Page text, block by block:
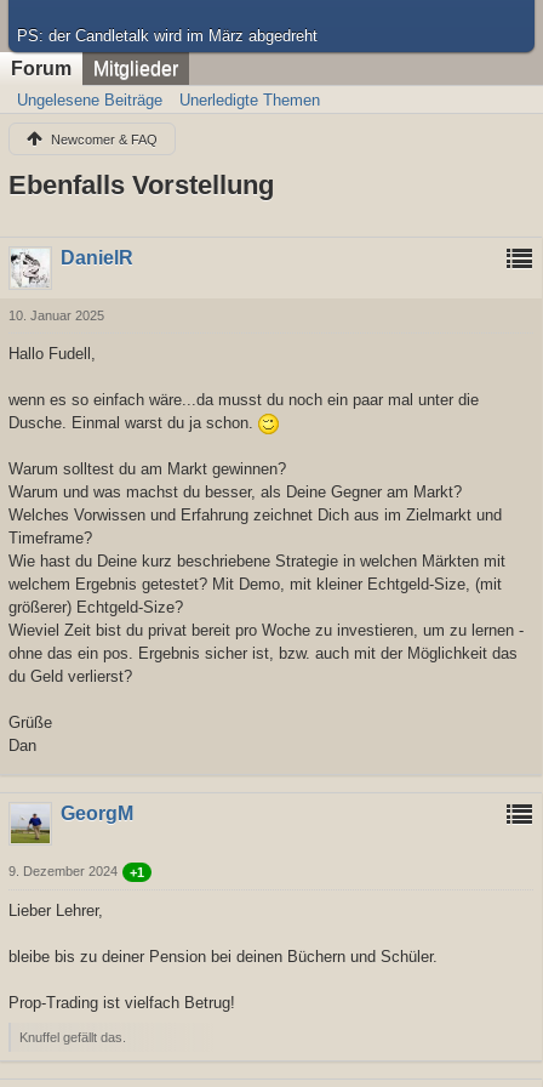
​PS: der Candletalk wird im März abgedreht
Forum Mitglieder
Ungelesene Beiträge Unerledigte Themen
Newcomer & FAQ
Ebenfalls Vorstellung
DanielR
10. Januar 2025
Hallo Fudell,
wenn es so einfach wäre...da musst du noch ein paar mal unter die
Dusche. Einmal warst du ja schon.
Warum solltest du am Markt gewinnen?
Warum und was machst du besser, als Deine Gegner am Markt?
Welches Vorwissen und Erfahrung zeichnet Dich aus im Zielmarkt und
Timeframe?
Wie hast du Deine kurz beschriebene Strategie in welchen Märkten mit
welchem Ergebnis getestet? Mit Demo, mit kleiner Echtgeld-Size, (mit
größerer) Echtgeld-Size?
Wieviel Zeit bist du privat bereit pro Woche zu investieren, um zu lernen -
ohne das ein pos. Ergebnis sicher ist, bzw. auch mit der Möglichkeit das
du Geld verlierst?
Grüße
Dan
GeorgM
9. Dezember 2024 +1
Lieber Lehrer,
bleibe bis zu deiner Pension bei deinen Büchern und Schüler.
Prop-Trading ist vielfach Betrug!
Knuffel gefällt das.